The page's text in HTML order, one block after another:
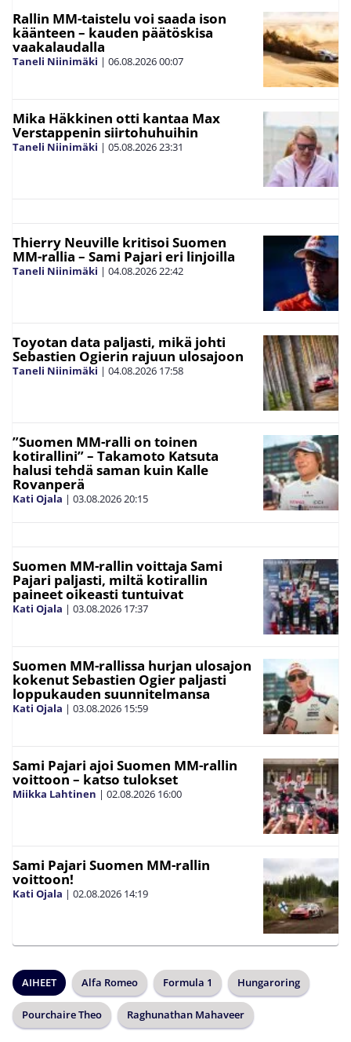
Rallin MM-taistelu voi saada ison
käänteen – kauden päätöskisa
vaakalaudalla
Taneli Niinimäki | 06.08.202600:07
Mika Häkkinen otti kantaa Max
Verstappenin siirtohuhuihin
Taneli Niinimäki | 05.08.202623:31
Thierry Neuville kritisoi Suomen
MM-rallia – Sami Pajari eri linjoilla
Taneli Niinimäki | 04.08.202622:42
Toyotan data paljasti, mikä johti
Sebastien Ogierin rajuun ulosajoon
Taneli Niinimäki | 04.08.2026 17:58
”Suomen MM-ralli on toinen
kotirallini” – Takamoto Katsuta
halusi tehdä saman kuin Kalle
Rovanperä
Kati Ojala | 03.08.202620:15
Suomen MM-rallin voittaja Sami
Pajari paljasti, miltä kotirallin
paineet oikeasti tuntuivat
Kati Ojala | 03.08.2026 17:37
Suomen MM-rallissa hurjan ulosajon
kokenut Sebastien Ogier paljasti
loppukauden suunnitelmansa
Kati Ojala | 03.08.2026 15:59
Sami Pajari ajoi Suomen MM-rallin
voittoon – katso tulokset
Miikka Lahtinen | 02.08.2026 16:00
Sami Pajari Suomen MM-rallin
voittoon!
Kati Ojala | 02.08.2026 14:19
AIHEET Alfa Romeo Formula 1 Hungaroring
Pourchaire Theo Raghunathan Mahaveer